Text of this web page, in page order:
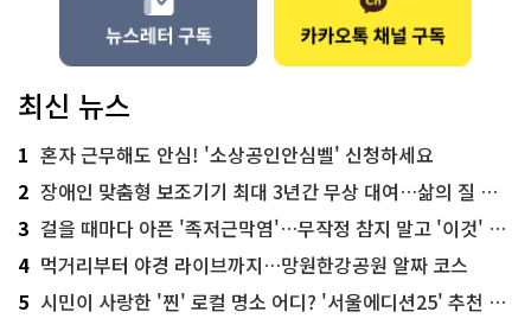
최신 뉴스
1 혼자 근무해도 안심! '소상공인안심벨' 신청하세요
2 장애인 맞춤형 보조기기 최대 3년간 무상 대여…삶의 질 높인다
3 걸을 때마다 아픈 '족저근막염'…무작정 참지 말고 '이것' 해보세요!
4 먹거리부터 야경 라이브까지…망원한강공원 알짜 코스
5 시민이 사랑한 '찐' 로컬 명소 어디? '서울에디션25' 추천 코스